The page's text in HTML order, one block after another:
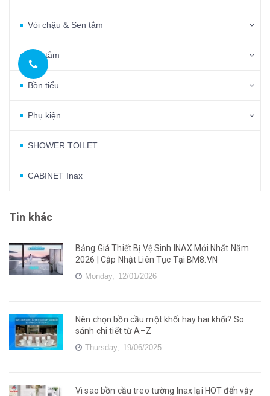
Vòi chậu & Sen tắm
Bồn tắm
Bồn tiểu
Phụ kiện
SHOWER TOILET
CABINET Inax
Tin khác
Bảng Giá Thiết Bị Vệ Sinh INAX Mới Nhất Năm
2026 | Cập Nhật Liên Tục Tại BM8.VN
Monday, 12/01/2026
Nên chọn bồn cầu một khối hay hai khối? So
sánh chi tiết từ A–Z
Thursday, 19/06/2025
Vì sao bồn cầu treo tường Inax lại HOT đến vậy